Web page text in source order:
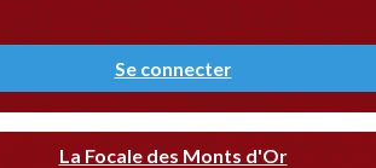
Se connecter
La Focale des Monts d'Or